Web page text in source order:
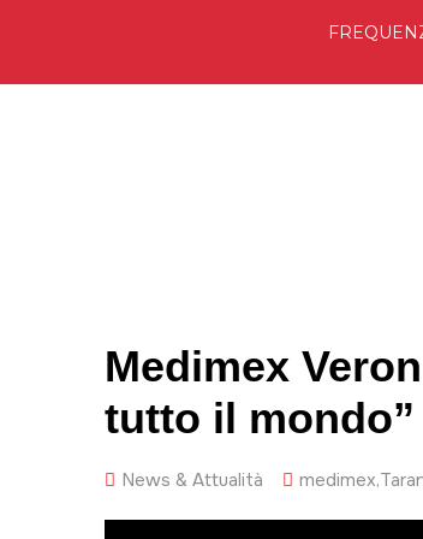
Medimex
tutto il mondo”
News & Attualità medimex,